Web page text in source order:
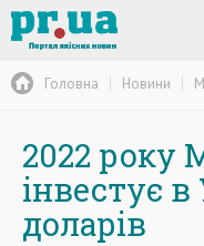
Головна Новини
2022 року
інвестує
доларів